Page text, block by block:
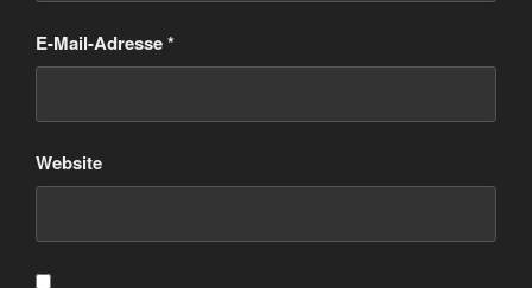
E-Mail-Adresse*
Website